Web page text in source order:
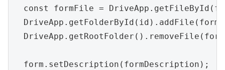
const formFile =
  form.setDescription(formDescription);